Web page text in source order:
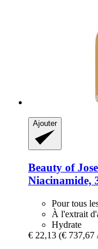
Ajouter
Beauty of
Niacinamide,
Pour tous
À l'extrait
Hydrate
€ 22,13 (€ 737,67